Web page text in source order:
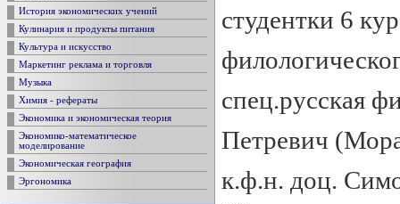
История экономических учений
Кулинария и продукты питания
Культура и искусство
Маркетинг реклама и торговля
Музыка
Химия - рефераты
Экономика и экономическая теория
Экономико-математическое
моделирование
Экономическая география
Эргономика
студентки 6
спец.русская
Петревич
к.ф.н. доц.